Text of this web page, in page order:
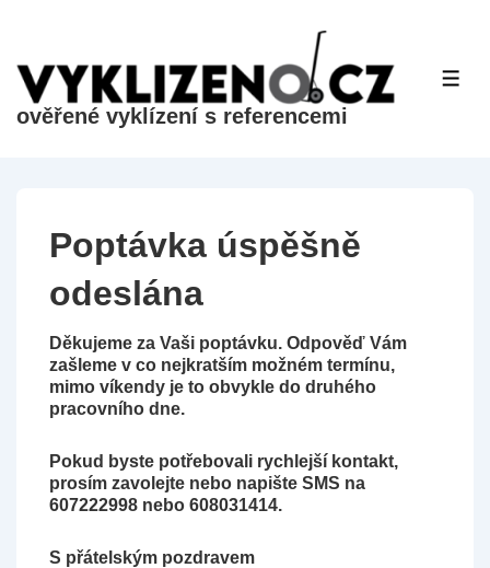
na
hlavní
ověřené vyklízení s referencemi
Poptávka úspěšně
odeslána
Děkujeme za Vaši poptávku. Odpověď Vám
zašleme v co nejkratším možném termínu,
mimo víkendy je to obvykle do druhého
pracovního dne.
Pokud byste potřebovali rychlejší kontakt,
prosím zavolejte nebo napište SMS na
607222998 nebo 608031414.
S přátelským pozdravem